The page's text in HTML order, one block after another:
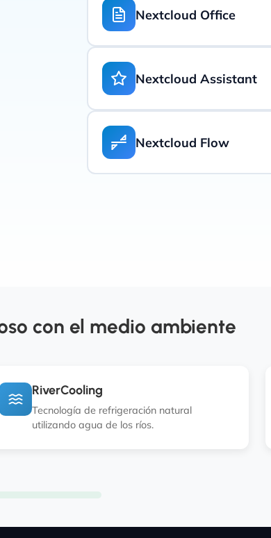
funciones de
rápido, más fácilmente y
Nextcloud Office
edición colaborativa,
hojas de cálculo y
modernos.
Nextcloud Assistant
Nextcloud Hub.
responder preguntas
Nextcloud Flow
con el medio ambiente
RiverCooling
Tecnología de refrigeración natural
utilizando agua de los ríos.